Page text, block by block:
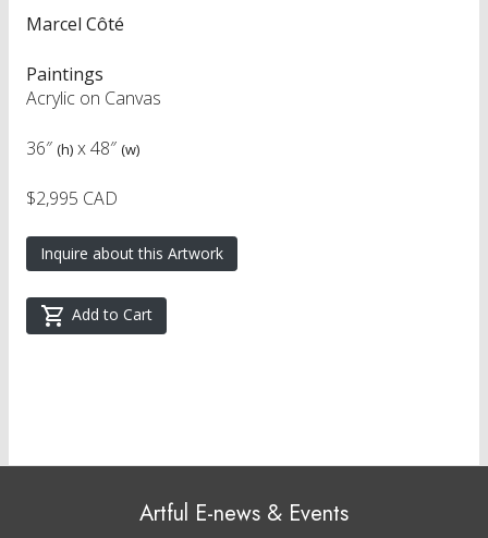
Marcel Côté
Paintings
Acrylic on Canvas
36″ (h) x48″ (w)
$2,995 CAD
Inquire about this Artwork
Add to Cart
Artful E-news & Events